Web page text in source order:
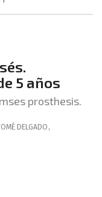
5 años
prosthesis.
DELGADO ,